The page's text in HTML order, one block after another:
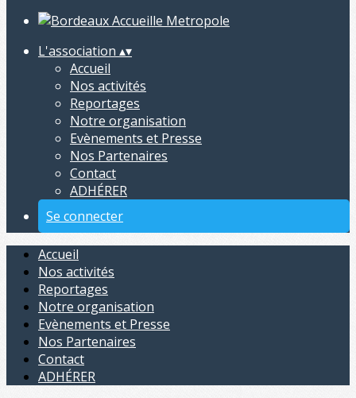
L'association ▴▾
Accueil
Nos activités
Reportages
Notre organisation
Evènements et Presse
Nos Partenaires
Contact
ADHÉRER
Se connecter
Accueil
Nos activités
Reportages
Notre organisation
Evènements et Presse
Nos Partenaires
Contact
ADHÉRER